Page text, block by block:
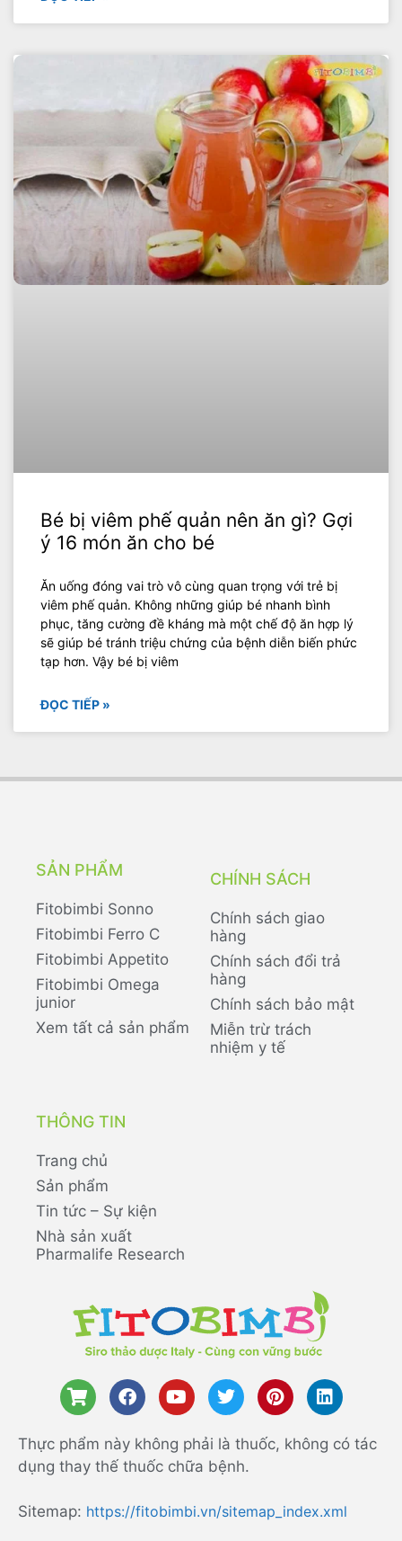
Bé bị viêm phế quản nên ăn gì? Gợi
ý 16 món ăn cho bé
Ăn uống đóng vai trò vô cùng quan trọng với trẻ bị
viêm phế quản. Không những giúp bé nhanh bình
phục, tăng cường đề kháng mà một chế độ ăn hợp lý
sẽ giúp bé tránh triệu chứng của bệnh diễn biến phức
tạp hơn. Vậy bé bị viêm
ĐỌC TIẾP »
SẢN PHẨM
Fitobimbi Sonno
Fitobimbi Ferro C
Fitobimbi Appetito
Fitobimbi Omega
junior
Xem tất cả sản phẩm
CHÍNH SÁCH
Chính sách giao
hàng
Chính sách đổi trả
hàng
Chính sách bảo mật
Miễn trừ trách
nhiệm y tế
THÔNG TIN
Trang chủ
Sản phẩm
Tin tức – Sự kiện
Nhà sản xuất
Pharmalife Research
Thực phẩm này không phải là thuốc, không có tác
dụng thay thế thuốc chữa bệnh.
Sitemap: https://fitobimbi.vn/sitemap_index.xml